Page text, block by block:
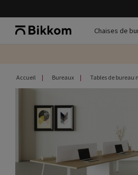
Chaises de
Accueil Bureaux Tables de bureau